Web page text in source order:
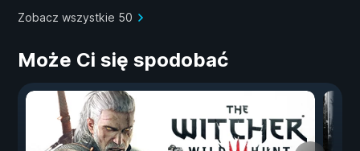
Zobacz wszystkie 50
Może Ci się spodobać